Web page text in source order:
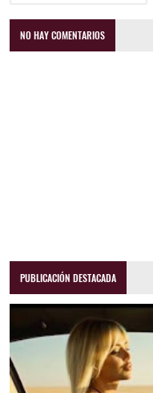
NO HAY COMENTARIOS
PUBLICACIÓN DESTACADA